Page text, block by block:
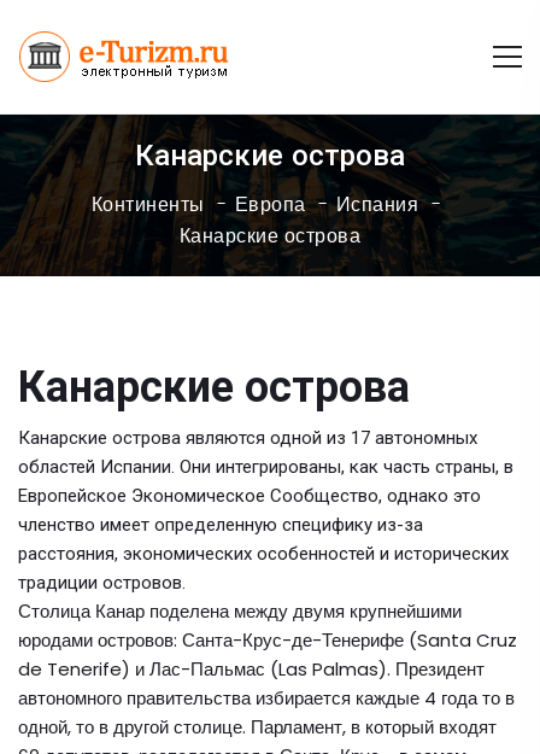
Канарские острова
Континенты Европа
Испания
Канарские острова
Канарские острова
Канарские острова являются одной из 17 автономных
областей Испании. Они интегрированы, как часть страны, в
Европейское Экономическое Сообщество, однако это
членство имеет определенную специфику из-за
расстояния, экономических особенностей и исторических
традиции островов.
Столица Канар поделена между двумя крупнейшими
юродами островов: Санта-Крус-де-Тенерифе (Santa Cruz
de Tenerife) и Лас-Пальмас (Las Palmas). Президент
автономного правительства избирается каждые 4 года то в
одной, то в другой столице. Парламент, в который входят